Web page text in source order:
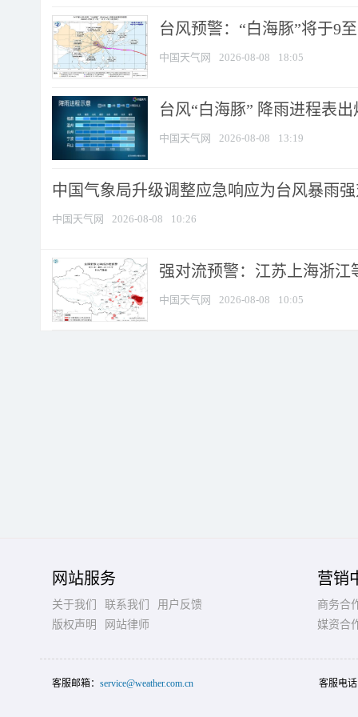
台风预警：“白海豚”将于9
中国天气网 2026-08-08 18:05
台风“白海豚” 降雨进程表
中国天气网 2026-08-08 13:19
中国气象局升级调整应急响应为台风暴雨
中国天气网 2026-08-08 10:26
强对流预警：江苏上海浙江
中国天气网 2026-08-08 10:05
网站服务
关于我们 联系我们
用户反馈
版权声明
网站律师
营销
商务合
媒资合
客服邮箱： service@weather.com.cn 客服电